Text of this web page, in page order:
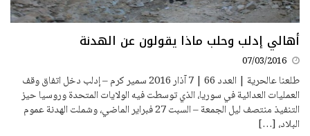
أهالي إدلب وحلب ماذا يقولون عن الهدنة
07/03/2016
طلعنا عالحرية | العدد 66 | 7 آذار 2016 سمير كرم – إدلب دخل اتفاق وقف
العمليات العدائية في سوريا، الذي توسطت فيه الولايات المتحدة وروسيا حيز
التنفيذ منتصف ليل الجمعة – السبت 27 فبراير الماضي، وشملت الهدنة عموم
البلاد، […]